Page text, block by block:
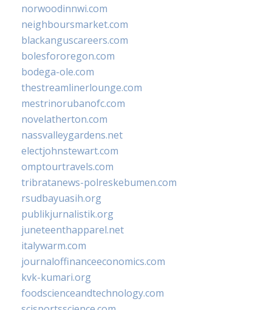
norwoodinnwi.com
neighboursmarket.com
blackanguscareers.com
bolesfororegon.com
bodega-ole.com
thestreamlinerlounge.com
mestrinorubanofc.com
novelatherton.com
nassvalleygardens.net
electjohnstewart.com
omptourtravels.com
tribratanews-polreskebumen.com
rsudbayuasih.org
publikjurnalistik.org
juneteenthapparel.net
italywarm.com
journaloffinanceeconomics.com
kvk-kumari.org
foodscienceandtechnology.com